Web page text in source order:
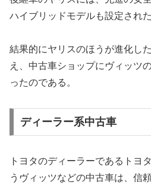
ハイブリッドモデルも設定された
結果的にヤリスのほうが進化し
え、中古車ショップにヴィッツ
ったのである。
ディーラー系中古車
トヨタのディーラーであるトヨ
うヴィッツなどの中古車は、信